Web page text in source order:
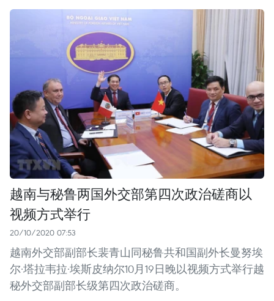
越南与秘鲁两国外交部第四次政治磋商以
视频方式举行
20/10/2020 07:53
越南外交部副部长裴青山同秘鲁共和国副外长曼努埃
尔·塔拉韦拉·埃斯皮纳尔10月19日晚以视频方式举行越
秘外交部副部长级第四次政治磋商。